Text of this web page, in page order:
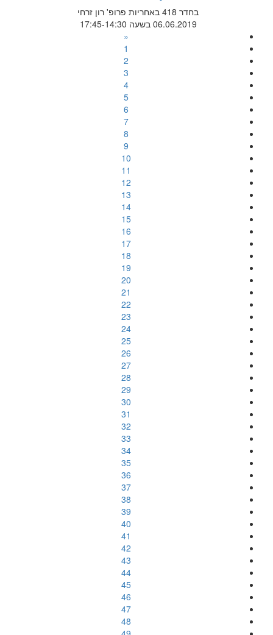
בחדר 418 באחריות פרופ' רון זרחי
06.06.2019 בשעה 17:45-14:30
«
1
2
3
4
5
6
7
8
9
10
11
12
13
14
15
16
17
18
19
20
21
22
23
24
25
26
27
28
29
30
31
32
33
34
35
36
37
38
39
40
41
42
43
44
45
46
47
48